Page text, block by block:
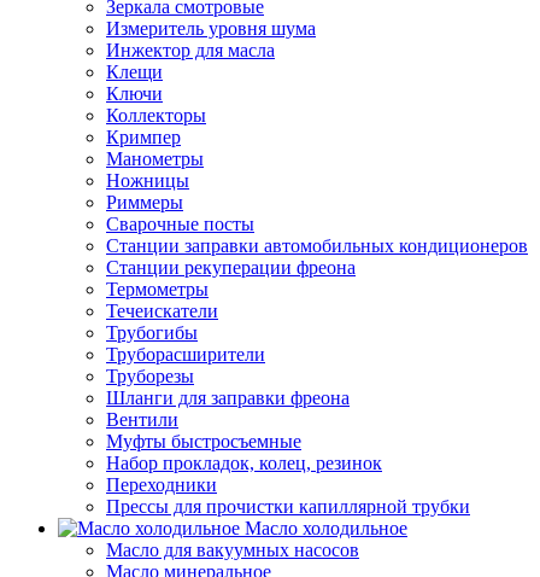
Зеркала смотровые
Измеритель уровня шума
Инжектор для масла
Клещи
Ключи
Коллекторы
Кримпер
Манометры
Ножницы
Риммеры
Сварочные посты
Станции заправки автомобильных кондиционеров
Станции рекуперации фреона
Термометры
Течеискатели
Трубогибы
Труборасширители
Труборезы
Шланги для заправки фреона
Вентили
Муфты быстросъемные
Набор прокладок, колец, резинок
Переходники
Прессы для прочистки капиллярной трубки
Масло холодильное
Масло для вакуумных насосов
Масло минеральное